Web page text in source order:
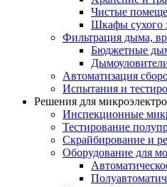
Чистые
Шкафы сухого
Фильтрация дыма,
Бюджетные
Автоматизация
Испытания и
Решения для
Инспекционные
Тестирование
Скрайбирование и
Оборудование для